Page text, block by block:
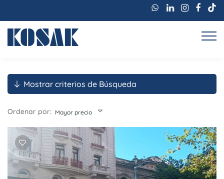
Mostrar criterios de Búsqueda
Ordenar por: Mayor precio